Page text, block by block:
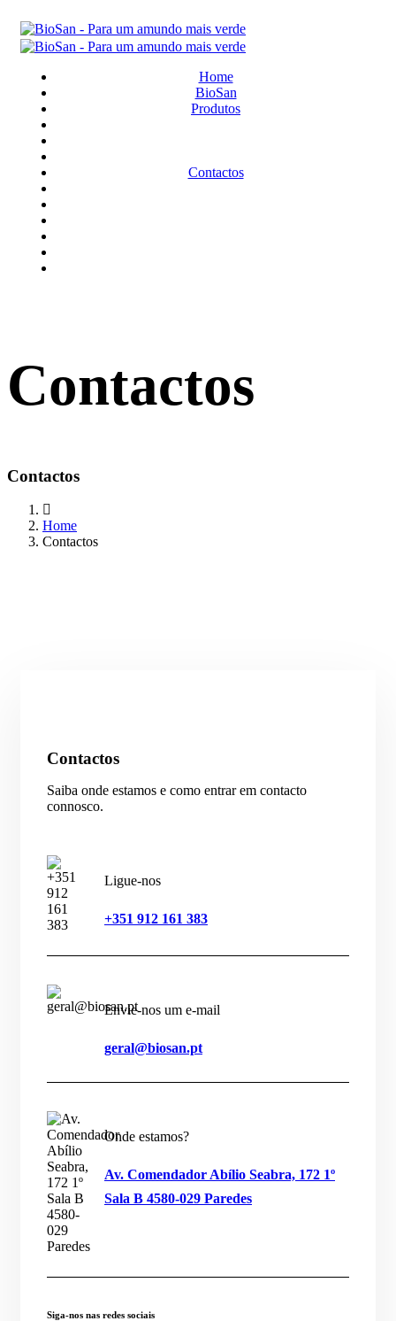
Home
BioSan
Produtos
Contactos
Contactos
Contactos
Home
Contactos
Contactos
Saiba onde estamos e como entrar em contacto
connosco.
+351 912 161 383
Ligue-nos
geral@biosan.pt
Envie-nos um e-mail
Av. Comendador Abílio Seabra, 172 1º
Sala B 4580-029 Paredes
Onde estamos?
Siga-nos nas redes sociais